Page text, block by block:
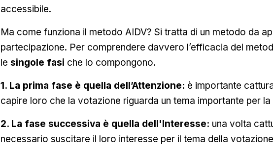
accessibile.
Ma come funziona il metodo AIDV? Si tratta di un metodo da
partecipazione. Per comprendere davvero l’efficacia del
le singole fasi che lo compongono.
1. La prima fase è quella dell’Attenzione: è importante
capire loro che la votazione riguarda un tema importante per la
2. La fase successiva è quella dell'Interesse: una volta
necessario suscitare il loro interesse per il tema della